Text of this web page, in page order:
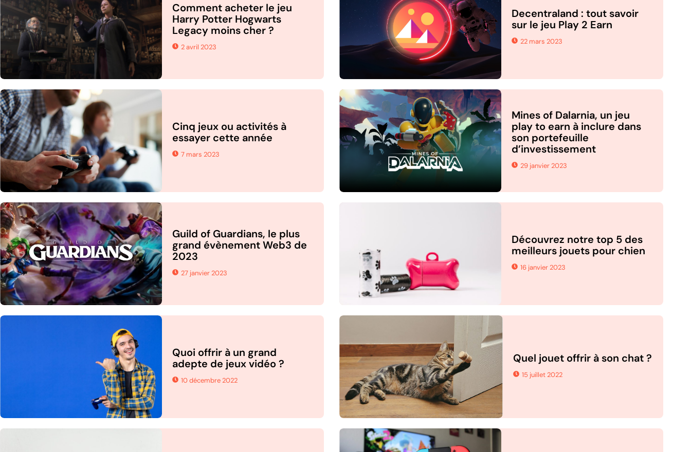
Comment acheter le jeu
Harry Potter Hogwarts
Legacy moins cher ?
2 avril 2023
Decentraland : tout savoir
sur le jeu Play 2 Earn
22 mars 2023
Cinq jeux ou activités à
essayer cette année
7 mars 2023
Mines of Dalarnia, un jeu
play to earn à inclure dans
son portefeuille
d’investissement
29 janvier 2023
Guild of Guardians, le plus
grand évènement Web3 de
2023
27 janvier 2023
Découvrez notre top 5 des
meilleurs jouets pour chien
16 janvier 2023
Quoi offrir à un grand
adepte de jeux vidéo ?
10 décembre 2022
Quel jouet offrir à son chat ?
15 juillet 2022